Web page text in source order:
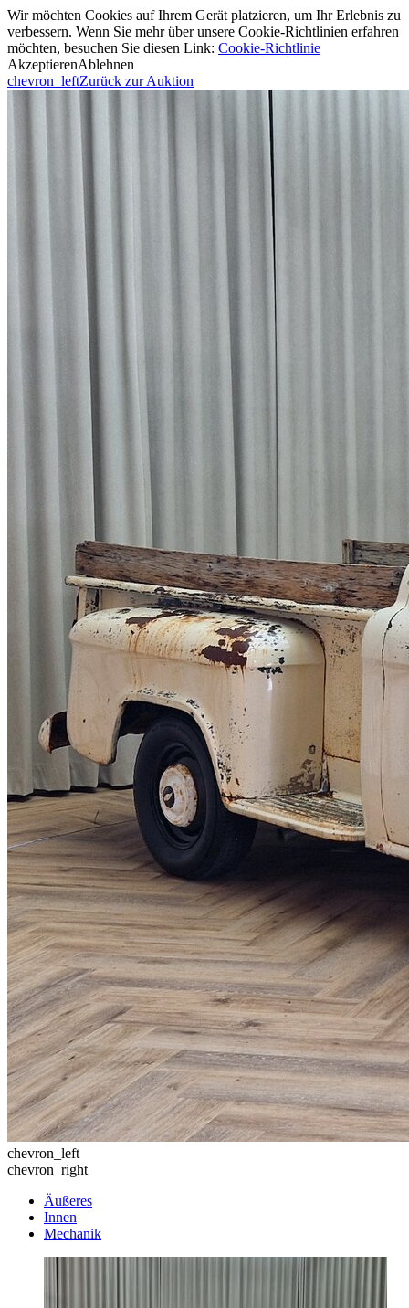
Wir möchten Cookies auf Ihrem Gerät platzieren, um Ihr Erlebnis zu
verbessern. Wenn Sie mehr über unsere Cookie-Richtlinien erfahren
möchten, besuchen Sie diesen Link: Cookie-Richtlinie
AkzeptierenAblehnen
chevron_leftZurück zur Auktion
chevron_left
chevron_right
Äußeres
Innen
Mechanik